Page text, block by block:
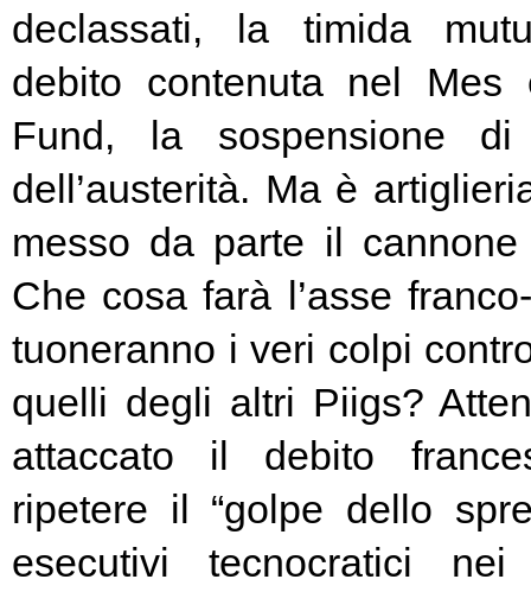
declassati, la timida
debito contenuta nel Mes
Fund, la sospensione di
dell’austerità. Ma è
messo da parte il
Che cosa farà l’asse
tuoneranno i veri colpi
quelli degli altri Piigs?
attaccato il debito
ripetere il “golpe dello
esecutivi tecnocratici